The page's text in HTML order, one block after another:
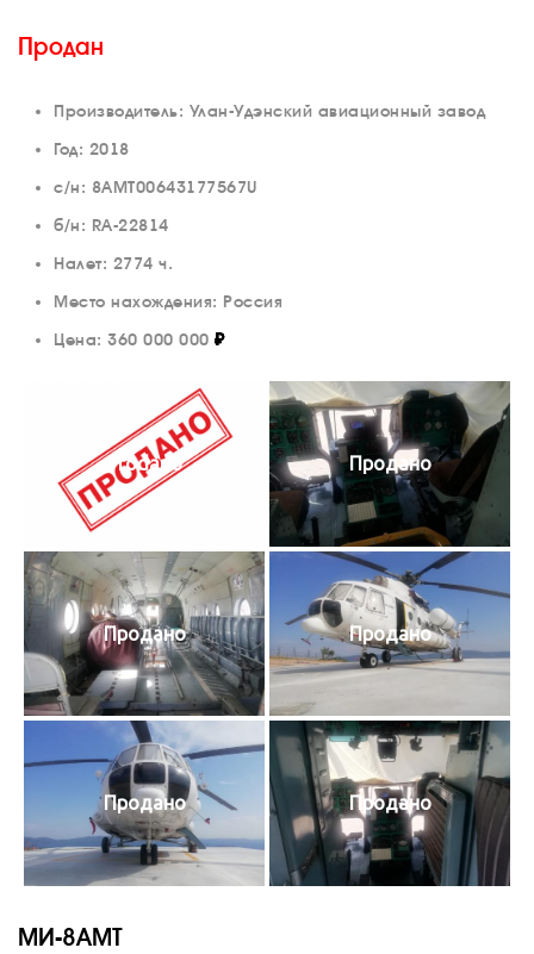
Продан
Производитель: Улан-Удэнский авиационный завод
Год: 2018
с/н: 8АМТ00643177567U
б/н: RA-22814
Налет: 2774 ч.
Место нахождения: Россия
Цена: 360 000 000 ₽
Prodano Продано
Продано Продано
Продано Продано
МИ-8АМТ